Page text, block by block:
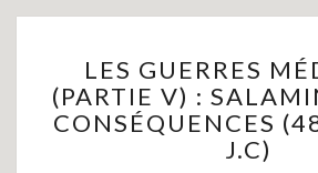
V)
LES GUERRES
(PARTIE V) :
CONSÉQUENCES
J.C)